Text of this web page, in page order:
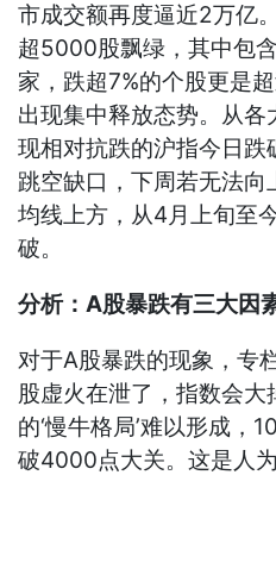
市成交额再度逼近2万亿
超5000股飘绿，其中包
家，跌超7%的个股更是
出现集中释放态势。从
现相对抗跌的沪指今日
跳空缺口，下周若无法
均线上方，从4月上旬至
破。
分析：A股暴跌有三大因
对于A股暴跌的现象，专
股虚火在泄了，指数会
的‘慢牛格局’难以形成，
破4000点大关。这是人